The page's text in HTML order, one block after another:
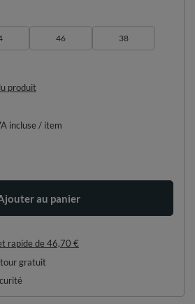
46 38
produit
incluse/ item
au panier
rapidede46,70 €
gratuit